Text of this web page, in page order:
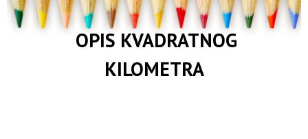
OPIS KVADRATNOG
KILOMETRA